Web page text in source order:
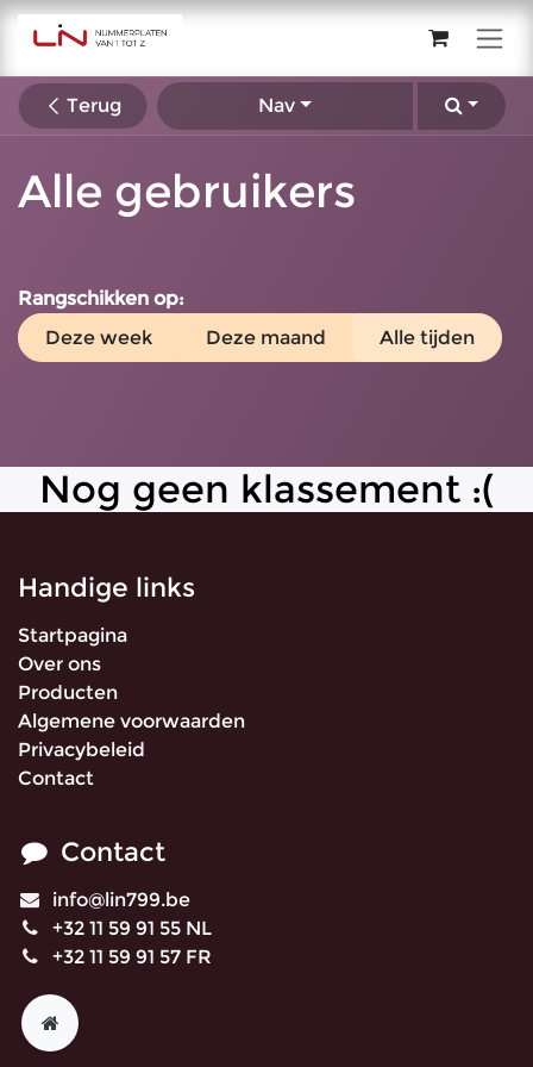
Overslaan naar inhoud
Terug Nav
Alle gebruikers
Rangschikken op:
Deze week
Deze maand Alle tijden
Nog geen klassement :(
Handige links
Startpagina
Over ons
Producten
Algemene voorwaarden
Privacybeleid
Contact
Contact
info@lin799.be
+32 11 59 91 55 NL
+32 11 59 91 57 FR